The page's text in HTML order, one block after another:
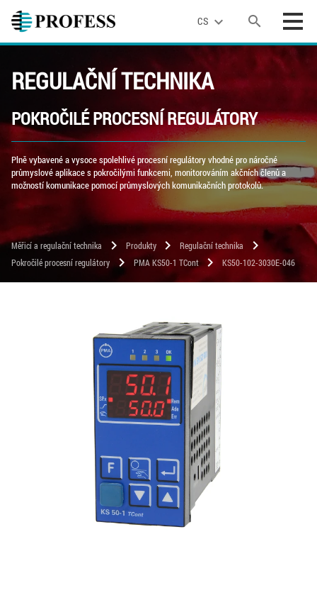
CS expand_more search
REGULAČNÍ TECHNIKA
POKROČILÉ PROCESNÍ REGULÁTORY
Plně vybavené a vysoce spolehlivé procesní regulátory vhodné pro náročné
průmyslové aplikace s pokročilými funkcemi, monitorováním akčních členů a
možností komunikace pomocí průmyslových komunikačních protokolů.
Měřicí a regulační technika chevron_right Produkty chevron_right Regulační technika chevron_right
Pokročilé procesní regulátory chevron_right PMA KS50-1 TCont chevron_right KS50-102-3030E-046